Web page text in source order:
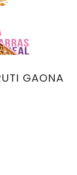
GAONA